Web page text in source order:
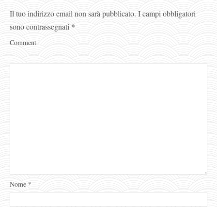
Il tuo indirizzo email non sarà pubblicato. I campi obbligatori
sono contrassegnati *
Comment
Nome *